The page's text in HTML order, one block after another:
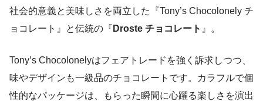
社会的意義と美味しさを両立した『Tony’s Chocolonely チ
ョコレート』と伝統の『 Droste チョコレート 』。
Tony’s Chocolonelyはフェアトレードを強く訴求しつつ、
味やデザインも一級品のチョコレートです。カラフルで個
性的なパッケージは、もらった瞬間に心躍る楽しさを演出